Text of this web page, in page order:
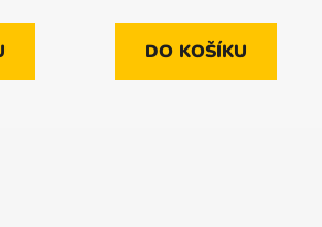
DO KOŠÍKU